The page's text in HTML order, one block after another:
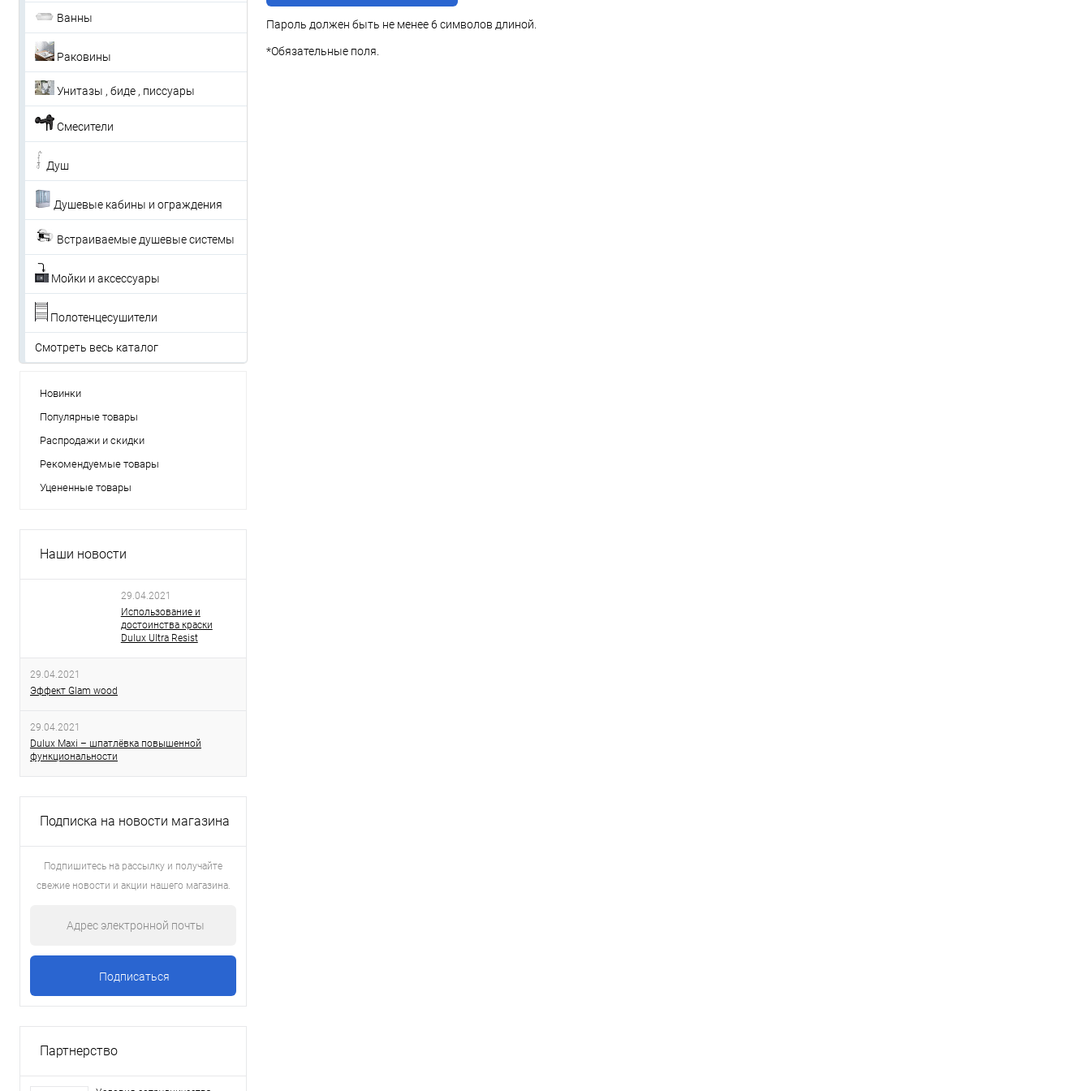
Ванны
Раковины
Унитазы , биде , писсуары
Смесители
Душ
Душевые кабины и ограждения
Встраиваемые душевые системы
Мойки и аксессуары
Полотенцесушители
Смотреть весь каталог
Новинки
Популярные товары
Распродажи и скидки
Рекомендуемые товары
Уцененные товары
Наши новости
29.04.2021
Использование и
достоинства краски
Dulux Ultra Resist
29.04.2021
Эффект Glam wood
29.04.2021
Dulux Maxi – шпатлёвка повышенной
функциональности
Подписка на новости магазина
Подпишитесь на рассылку и получайте
свежие новости и акции нашего магазина.
Партнерство
Пароль должен быть не менее 6 символов длиной.
*Обязательные поля.